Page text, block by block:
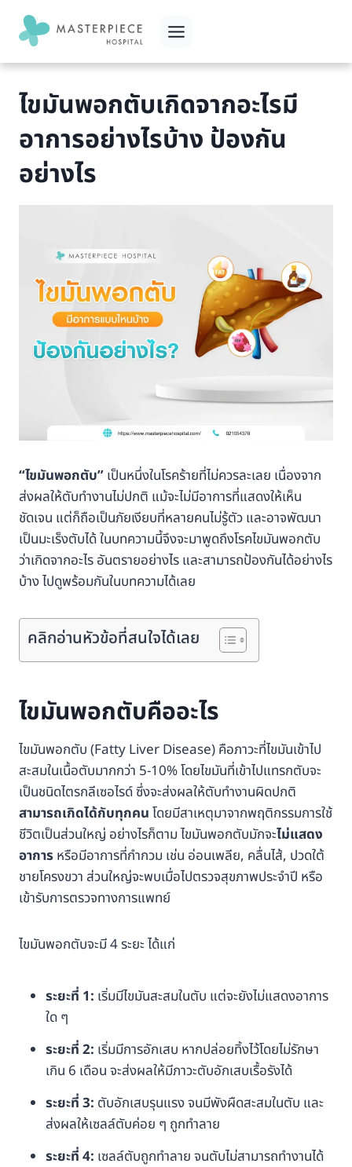
content
ไขมันพอกตับเกิดจากอะไรมี
อาการอย่างไรบ้าง ป้องกัน
อย่างไร
“ไขมันพอกตับ”เป็นหนึ่งในโรคร้ายที่ไม่ควรละเลย เนื่องจาก
ส่งผลให้ตับทำงานไม่ปกติ แม้จะไม่มีอาการที่แสดงให้เห็น
ชัดเจน แต่ก็ถือเป็นภัยเงียบที่หลายคนไม่รู้ตัว และอาจพัฒนา
เป็นมะเร็งตับได้ ในบทความนี้จึงจะมาพูดถึงโรคไขมันพอกตับ
ว่าเกิดจากอะไร อันตรายอย่างไร และสามารถป้องกันได้อย่างไร
บ้าง ไปดูพร้อมกันในบทความได้เลย
คลิกอ่านหัวข้อที่สนใจได้เลย
ไขมันพอกตับคืออะไร
ไขมันพอกตับ (Fatty Liver Disease) คือภาวะที่ไขมันเข้าไป
สะสมในเนื้อตับมากกว่า 5-10% โดยไขมันที่เข้าไปแทรกตับจะ
เป็นชนิดไตรกลีเซอไรด์ ซึ่งจะส่งผลให้ตับทำงานผิดปกติ
สามารถเกิดได้กับทุกคนโดยมีสาเหตุมาจากพฤติกรรมการใช้
ชีวิตเป็นส่วนใหญ่ อย่างไรก็ตาม ไขมันพอกตับมักจะไม่แสดง
อาการหรือมีอาการที่กำกวม เช่น อ่อนเพลีย, คลื่นไส้, ปวดใต้
ชายโครงขวา ส่วนใหญ่จะพบเมื่อไปตรวจสุขภาพประจำปี หรือ
เข้ารับการตรวจทางการแพทย์
ไขมันพอกตับจะมี 4 ระยะ ได้แก่
ระยะที่ 1: เริ่มมีไขมันสะสมในตับ แต่จะยังไม่แสดงอาการ
ใด ๆ
ระยะที่ 2: เริ่มมีการอักเสบ หากปล่อยทิ้งไว้โดยไม่รักษา
เกิน 6 เดือน จะส่งผลให้มีภาวะตับอักเสบเรื้อรังได้
ระยะที่ 3: ตับอักเสบรุนแรง จนมีพังผืดสะสมในตับ และ
ส่งผลให้เซลล์ตับค่อย ๆ ถูกทำลาย
ระยะที่ 4: เซลล์ตับถูกทำลาย จนตับไม่สามารถทำงานได้